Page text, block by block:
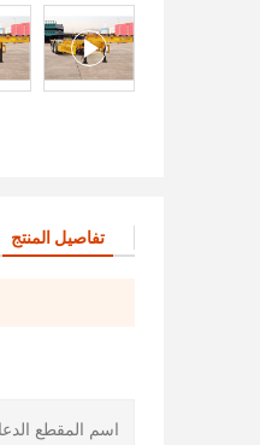
تفاصيل المنتج
اسم المقطع